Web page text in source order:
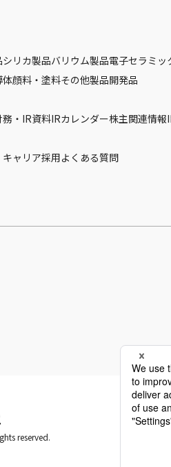
シリカ製品バリウム製品電子セラミッ
体顔料・塗料その他製品開発品
務・IR資料IRカレンダー株主関連情報
キャリア採用よくある質問
reserved.